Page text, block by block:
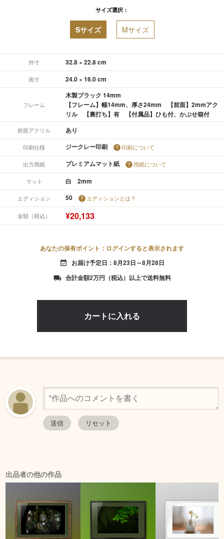
サイズ選択：
Sサイズ Mサイズ
外寸 32.8 × 22.8 cm
画寸 24.0 × 16.0 cm
フレーム
木製ブラック 14mm
【フレーム】幅14mm、厚さ24mm 【前面】2mmアク
リル 【裏打ち】有 【付属品】ひも付、かぶせ箱付
前面アクリル あり
印刷仕様 ジークレー印刷 印刷について
出力用紙 プレミアムマット紙 用紙について
マット 白 2mm
エディション 50 エディションとは？
金額（税込） ¥20,133
あなたの保有ポイント：ログインすると表示されます
event_available お届け予定日：8月23日～8月28日
local_shipping 合計金額2万円（税込）以上で送料無料
出品者の他の作品